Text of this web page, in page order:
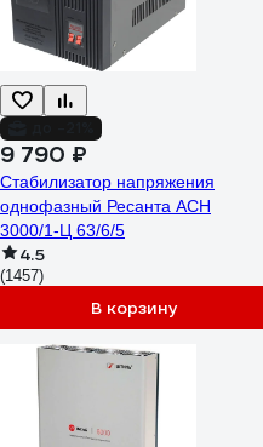
9 790 ₽
Стабилизатор напряжения
однофазный Ресанта АСН
3000/1-Ц 63/6/5
4.5
(1457)
В корзину